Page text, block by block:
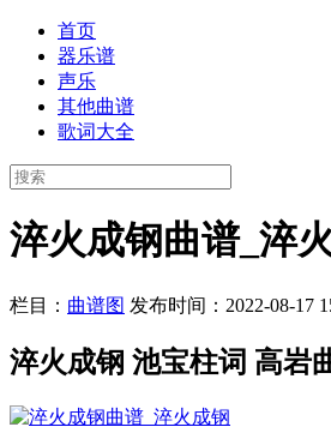
首页
器乐谱
声乐
其他曲谱
歌词大全
淬火成钢曲谱_淬
栏目： 曲谱图 发布时间：2022-08-17
淬火成钢 池宝柱词 高岩